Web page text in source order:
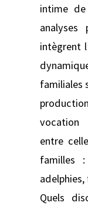
intime
analyses
intègrent
familiales
vocation
entre
familles
Quels